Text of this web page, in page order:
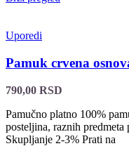
Uporedi
Pamuk crvena
790,00 RSD
Pamučno platno 100%
posteljina, raznih
Skupljanje 2-3% Prati na